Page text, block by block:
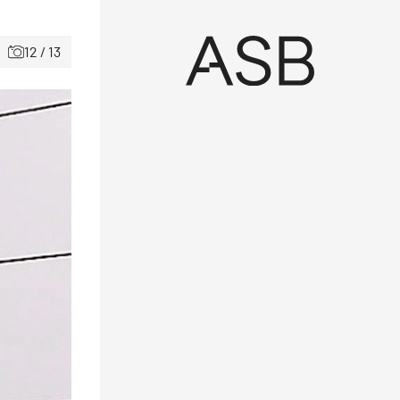
12 / 13